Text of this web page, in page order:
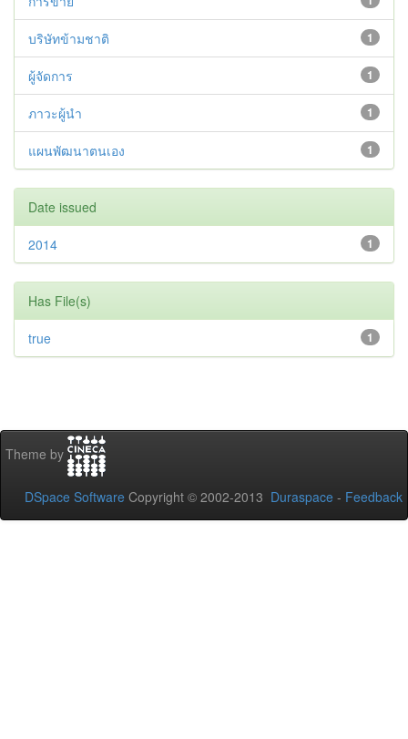
1
บริษัทข้ามชาติ
1
ผู้จัดการ
1
ภาวะผู้นำ
1
แผนพัฒนาตนเอง
Date issued
1
2014
Has File(s)
1
true
Theme by
DSpace Software Copyright © 2002-2013 Duraspace - Feedback